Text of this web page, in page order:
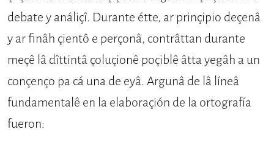
debate y análiçî. Durante étte, ar prinçipio deçenâ
y ar finâh çientô e perçonâ, contrâttan durante
meçê lâ dîttintâ çoluçionê poçiblê âtta yegâh a un
conçenço pa cá una de eyâ. Argunâ de lâ líneâ
fundamentalê en la elabo­raçión de la ortografía
fueron: